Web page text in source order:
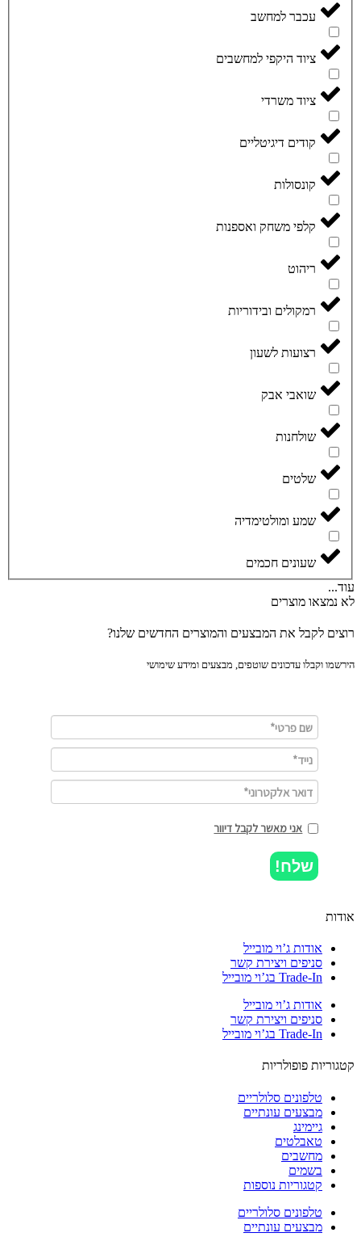
עכבר למחשב
ציוד היקפי למחשבים
ציוד משרדי
קודים דיגיטליים
קונסולות
קלפי משחק ואספנות
ריהוט
רמקולים ובידוריות
רצועות לשעון
שואבי אבק
שולחנות
שלטים
שמע ומולטימדיה
שעונים חכמים
מוצרים
לקבל את המבצעים והמוצרים החדשים שלנו?
וקבלו עדכונים שוטפים, מבצעים ומידע שימושי
אני מאשר לקבל דיוור
שלח!
אודות ג’וי מובייל
סניפים ויצירת קשר
Trade-In בג’וי מובייל
אודות ג’וי מובייל
סניפים ויצירת קשר
Trade-In בג’וי מובייל
פופולריות
טלפונים סלולריים
מבצעים עונתיים
גיימינג
טאבלטים
מחשבים
בשמים
קטגוריות נוספות
טלפונים סלולריים
מבצעים עונתיים